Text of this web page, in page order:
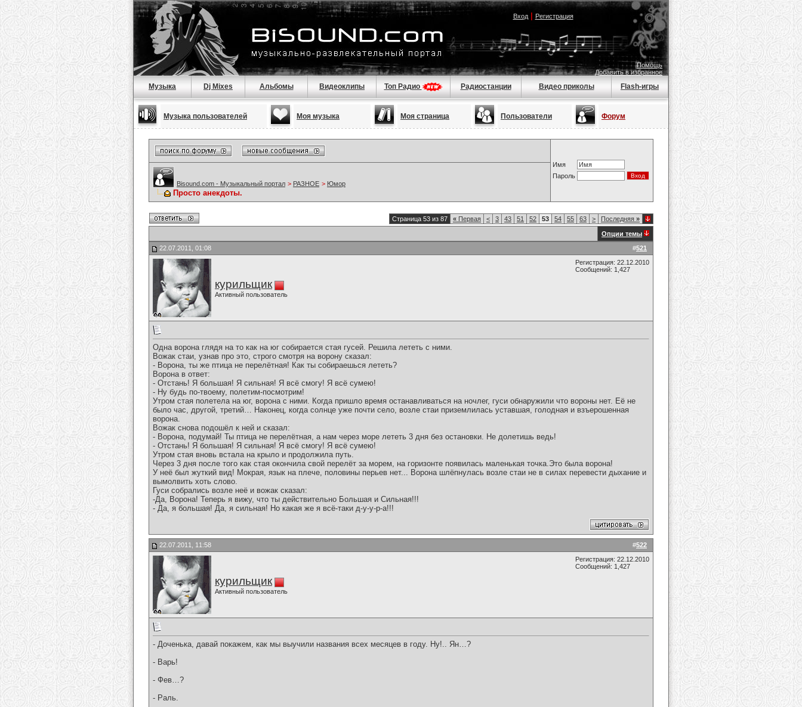
Вход| Регистрация
Помощь
Добавить в избранное
Музыка Dj Mixes Альбомы Видеоклипы Топ Радио Радиостанции Видео приколы Flash-игры
Музыка пользователей Моя музыка Моя страница Пользователи Форум
Имя
Пароль
Bisound.com - Музыкальный портал > РАЗНОЕ > Юмор
Просто анекдоты.
Страница 53 из 87 « Первая < 3 43 51 52 53 54 55 63 > Последняя »
Опции темы
#521
22.07.2011, 01:08
курильщик
Активный пользователь
Регистрация: 22.12.2010
Сообщений: 1,427
Одна ворона глядя на то как на юг собирается стая гусей. Решила лететь с ними.
Вожак стаи, узнав про это, строго смотря на ворону сказал:
- Ворона, ты же птица не перелётная! Как ты собираешься лететь?
Ворона в ответ:
- Отстань! Я большая! Я сильная! Я всё смогу! Я всё сумею!
- Ну будь по-твоему, полетим-посмотрим!
Утром стая полетела на юг, ворона с ними. Когда пришло время останавливаться на ночлег, гуси обнаружили что вороны нет. Её не
было час, другой, третий… Наконец, когда солнце уже почти село, возле стаи приземлилась уставшая, голодная и взъерошенная
ворона.
Вожак снова подошёл к ней и сказал:
- Ворона, подумай! Ты птица не перелётная, а нам через море лететь 3 дня без остановки. Не долетишь ведь!
- Отстань! Я большая! Я сильная! Я всё смогу! Я всё сумею!
Утром стая вновь встала на крыло и продолжила путь.
Через 3 дня после того как стая окончила свой перелёт за морем, на горизонте появилась маленькая точка.Это была ворона!
У неё был жуткий вид! Мокрая, язык на плече, половины перьев нет... Ворона шлёпнулась возле стаи не в силах перевести дыхание и
вымолвить хоть слово.
Гуси собрались возле неё и вожак сказал:
-Да, Ворона! Теперь я вижу, что ты действительно Большая и Сильная!!!
- Да, я большая! Да, я сильная! Но какая же я всё-таки д-у-у-р-а!!!
#522
22.07.2011, 11:58
курильщик
Активный пользователь
Регистрация: 22.12.2010
Сообщений: 1,427
- Доченька, давай покажем, как мы выучили названия всех месяцев в году. Ну!.. Ян…?
- Варь!
- Фев…?
- Раль.